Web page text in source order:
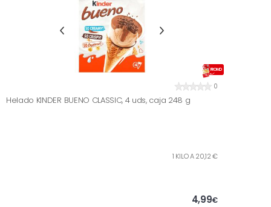
PROMO
0
Helado KINDER BUENO CLASSIC, 4 uds, caja 248 g
1 KILO A 20,12 €
4,99€